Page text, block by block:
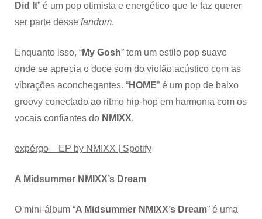
Did It” é um pop otimista e energético que te faz querer
ser parte desse fandom.
Enquanto isso, “My Gosh” tem um estilo pop suave
onde se aprecia o doce som do violão acústico com as
vibrações aconchegantes. “HOME” é um pop de baixo
groovy conectado ao ritmo hip-hop em harmonia com os
vocais confiantes do NMIXX.
expérgo – EP by NMIXX | Spotify
A Midsummer NMIXX’s Dream
O mini-álbum “A Midsummer NMIXX’s Dream” é uma